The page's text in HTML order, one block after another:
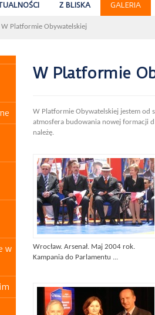
Z BLISKA GALERIA
W Platformie Obywatelskiej
w
W Platformie
W Platformie Obywatelskiej jestem od
atmosfera budowania nowej formacji
należę.
Wrocław. Arsenał. Maj 2004 rok.
Kampania do Parlamentu ...